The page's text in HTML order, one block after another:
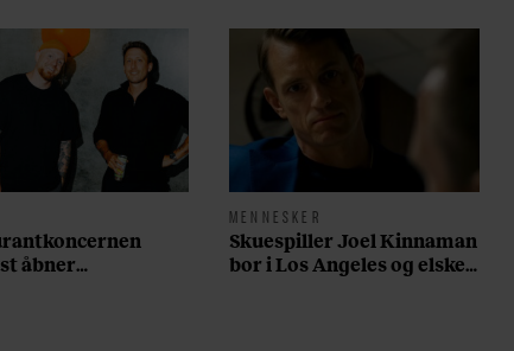
åbner
MENNESKER
Skuespiller Joel Kinnaman
bor i Los Angeles og elsker